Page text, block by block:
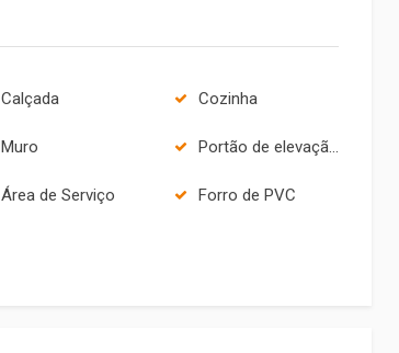
Calçada Cozinha
Muro Portão de elevação sem motor
Área de Serviço Forro de PVC